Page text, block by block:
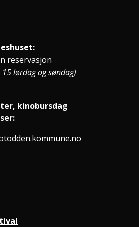
reservasjon
lørdag og søndag)
kinobursdag